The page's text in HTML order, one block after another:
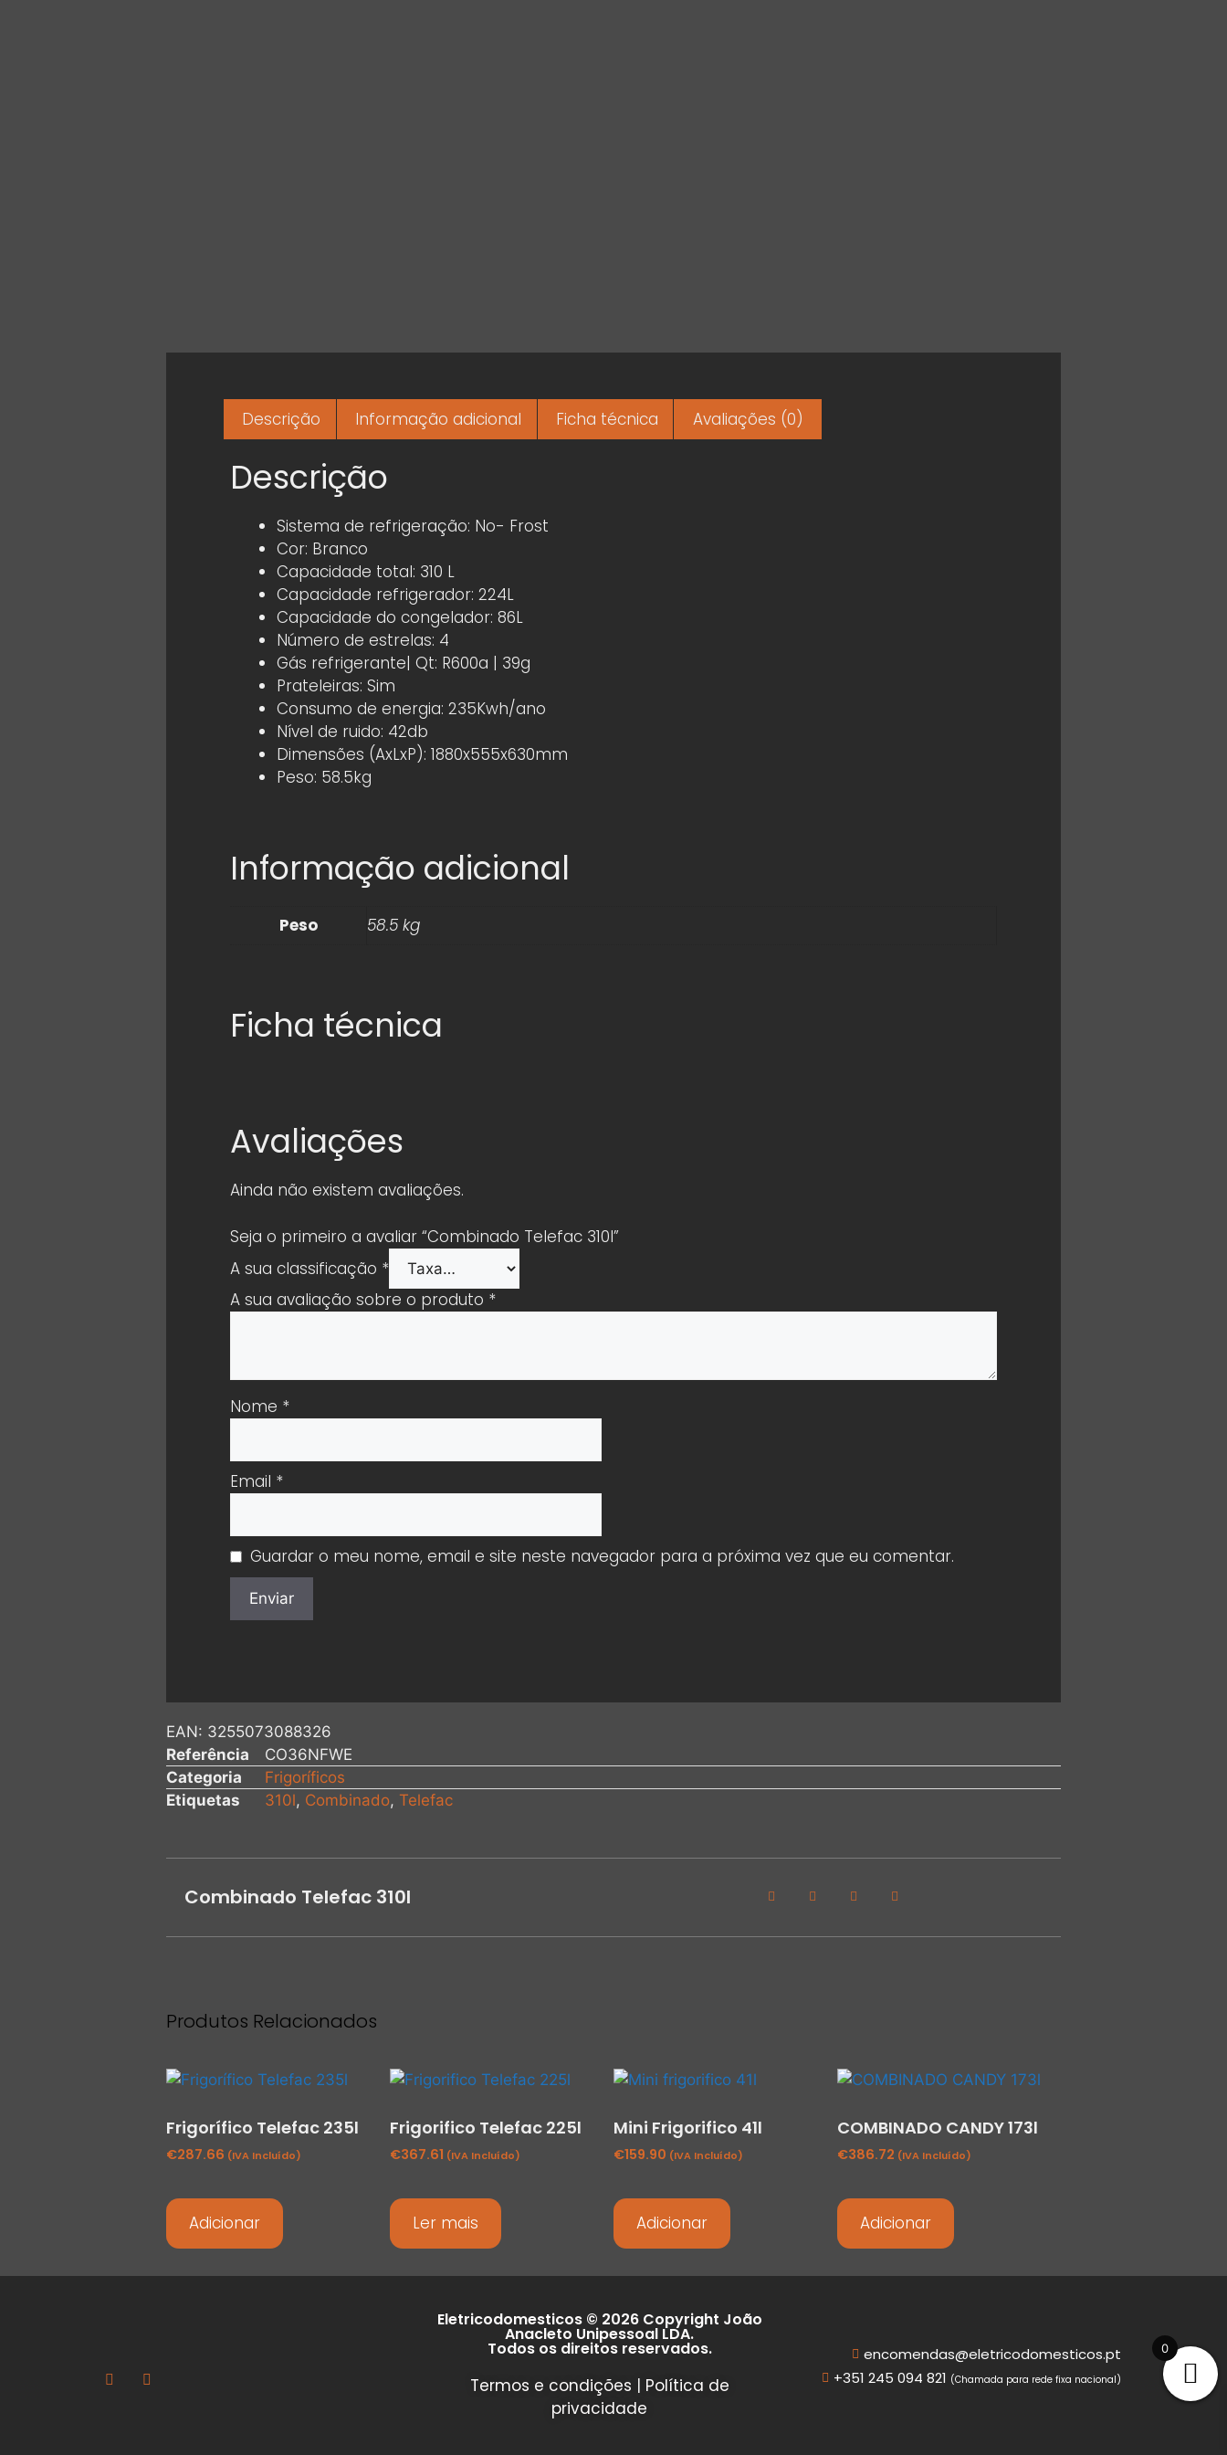
Descrição Informação adicional Ficha técnica Avaliações (0)
Descrição
Sistema de refrigeração: No- Frost
Cor: Branco
Capacidade total: 310 L
Capacidade refrigerador: 224L
Capacidade do congelador: 86L
Número de estrelas: 4
Gás refrigerante| Qt: R600a | 39g
Prateleiras: Sim
Consumo de energia: 235Kwh/ano
Nível de ruido: 42db
Dimensões (AxLxP): 1880x555x630mm
Peso: 58.5kg
Informação adicional
Peso 58.5 kg
Ficha técnica
Avaliações
Ainda não existem avaliações.
Seja o primeiro a avaliar “Combinado Telefac 310l”
A sua classificação *
A sua avaliação sobre o produto *
Nome *
Email *
Guardar o meu nome, email e site neste navegador para a próxima vez que eu comentar.
EAN: 3255073088326
Referência
CO36NFWE
Categoria
Frigoríficos
Etiquetas
310l, Combinado, Telefac
Combinado Telefac 310l
Produtos Relacionados
Frigorífico Telefac 235l
€287.66 (IVA Incluído)
Adicionar
Frigorifico Telefac 225l
€367.61 (IVA Incluído)
Ler mais
Mini Frigorifico 41l
€159.90 (IVA Incluído)
Adicionar
COMBINADO CANDY 173l
€386.72 (IVA Incluído)
Adicionar
Eletricodomesticos © 2026 Copyright João
Anacleto Unipessoal LDA.
Todos os direitos reservados.
Termos e condições | Política de
privacidade
encomendas@eletricodomesticos.pt
+351 245 094 821 (Chamada para rede fixa nacional)
0